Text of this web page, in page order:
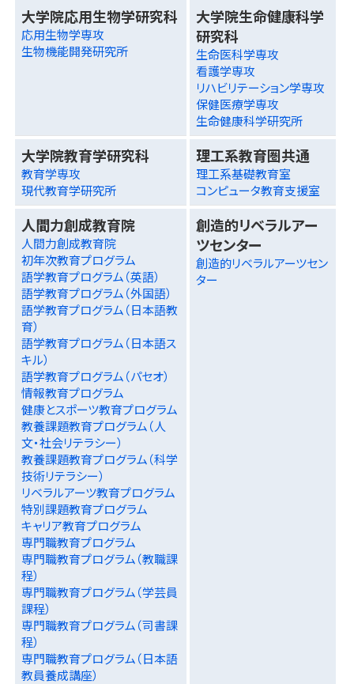
大学院応用生物学研究科
応用生物学専攻
生物機能開発研究所
大学院生命健康科学
研究科
生命医科学専攻
看護学専攻
リハビリテーション学専攻
保健医療学専攻
生命健康科学研究所
大学院教育学研究科
教育学専攻
現代教育学研究所
理工系教育圏共通
理工系基礎教育室
コンピュータ教育支援室
人間力創成教育院
人間力創成教育院
初年次教育プログラム
語学教育プログラム（英語）
語学教育プログラム（外国語）
語学教育プログラム（日本語教
育）
語学教育プログラム（日本語ス
キル）
語学教育プログラム（パセオ）
情報教育プログラム
健康とスポーツ教育プログラム
教養課題教育プログラム（人
文・社会リテラシー）
教養課題教育プログラム（科学
技術リテラシー）
リベラルアーツ教育プログラム
特別課題教育プログラム
キャリア教育プログラム
専門職教育プログラム
専門職教育プログラム（教職課
程）
専門職教育プログラム（学芸員
課程）
専門職教育プログラム（司書課
程）
専門職教育プログラム（日本語
教員養成講座）
創造的リベラルアー
ツセンター
創造的リベラルアーツセン
ター